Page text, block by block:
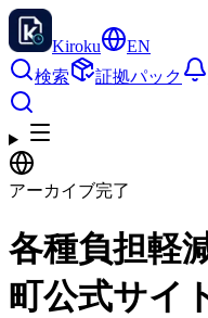
Kiroku
EN
検索
証拠パック
アーカイブ完了
各種負担軽
町公式サイ